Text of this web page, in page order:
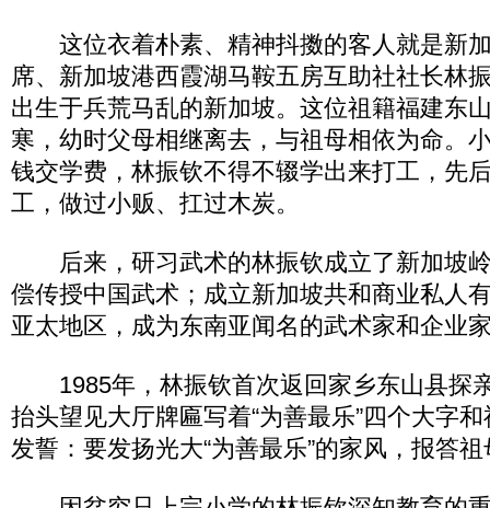
这位衣着朴素、精神抖擞的客人就是新
席、新加坡港西霞湖马鞍五房互助社社长林
出生于兵荒马乱的新加坡。这位祖籍福建东
寒，幼时父母相继离去，与祖母相依为命。
钱交学费，林振钦不得不辍学出来打工，先
工，做过小贩、扛过木炭。
后来，研习武术的林振钦成立了新加坡
偿传授中国武术；成立新加坡共和商业私人
亚太地区，成为东南亚闻名的武术家和企业
1985年，林振钦首次返回家乡东山县探
抬头望见大厅牌匾写着“为善最乐”四个大字
发誓：要发扬光大“为善最乐”的家风，报答